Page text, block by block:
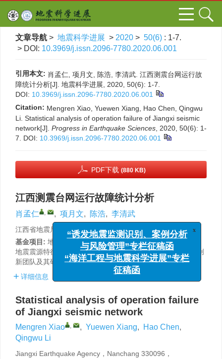
文章导航 > 地震科学进展 > 2020 > 50(6) : 1-7.
> DOI: 10.3969/j.issn.2096-7780.2020.06.001
引用本文: 肖孟仁, 项月文, 陈浩, 李清武. 江西测震台网运行故
障统计分析[J]. 地震科学进展, 2020, 50(6): 1-7.
DOI: 10.3969/j.issn.2096-7780.2020.06.001
Citation: Mengren Xiao, Yuewen Xiang, Hao Chen, Qingwu
Li. Statistical analysis of operation failure of Jiangxi seismic
network[J]. Progress in Earthquake Sciences , 2020, 50(6): 1-
7. DOI: 10.3969/j.issn.2096-7780.2020.06.001
PDF下载 (880 KB)
江西测震台网运行故障统计分析
肖孟仁 , , 项月文, 陈浩, 李清武
江西省地震局，南昌 330096
基金项目: 地震科技星火计划项目《安源矿区地壳速度结构和
地震震源特征精细研究》（XH20032）和江西省地震局科技创
新团队及其研究专项（TD1803）联合资助。
详细信息
Statistical analysis of operation failure
of Jiangxi seismic network
Mengren Xiao , , Yuewen Xiang, Hao Chen,
Qingwu Li
Jiangxi Earthquake Agency，Nanchang 330096，
“诱发地震监测识别、案例分析
与风险管理”专栏征稿函
“海洋工程与地震科学进展”专栏
征稿函